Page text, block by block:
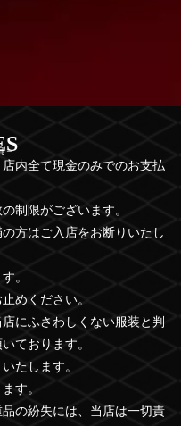
–
内全て現金のみでのお支払
制限がございます。
方はご入店をお断りいたし
。
めください。
にふさわしくない服装と判
ております。
たします。
す。
の紛失には、当店は一切責